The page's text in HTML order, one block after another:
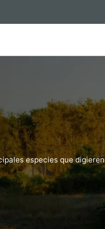
especies que digieren